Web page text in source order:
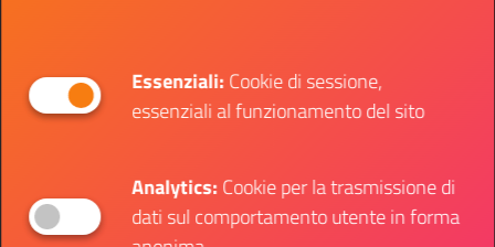
Essenziali:Cookie di sessione,
essenziali al funzionamento del sito
Analytics:Cookie per la trasmissione di
dati sul comportamento utente in forma